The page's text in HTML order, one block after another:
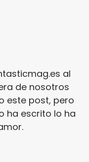
al
de nosotros
este post, pero
ha escrito lo ha